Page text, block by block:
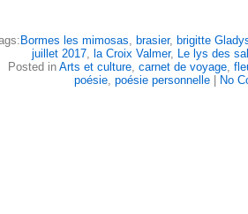
Bormes les mimosas brasier, brigitte
juillet 2017, la Croix Valmer,
Le lys des
Posted in Arts et culture carnet de voyage
poésie, poésie personnelle| No